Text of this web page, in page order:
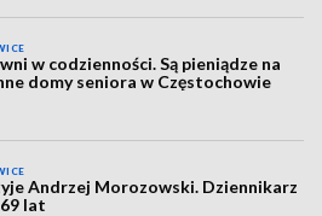
w codzienności. Są pieniądze na
domy seniora w Częstochowie
Andrzej Morozowski. Dziennikarz
lat